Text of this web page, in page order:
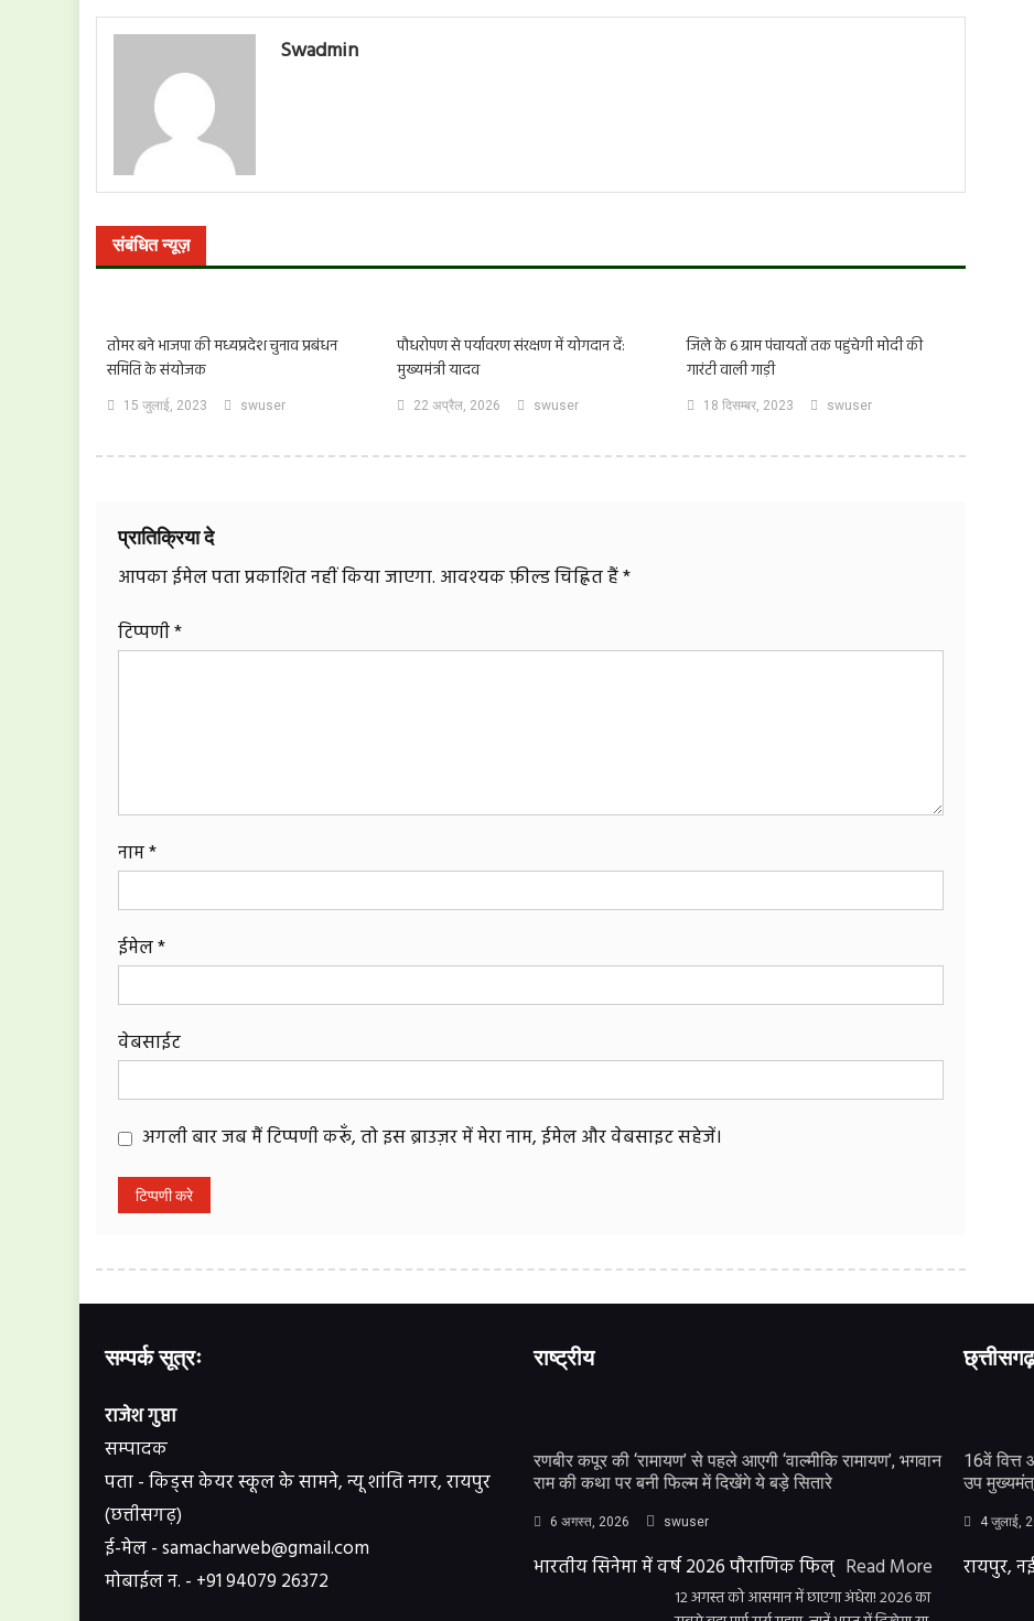
नेविगेशन
Swadmin
संबंधित न्यूज़
तोमर बने भाजपा की मध्यप्रदेश चुनाव प्रबंधन
समिति के संयोजक
15 जुलाई, 2023 swuser
पौधरोपण से पर्यावरण संरक्षण में योगदान दें:
मुख्यमंत्री यादव
22 अप्रैल, 2026 swuser
जिले के 6 ग्राम पंचायतों तक पहुंचेगी मोदी की
गारंटी वाली गाड़ी
18 दिसम्बर, 2023 swuser
प्रातिक्रिया दे
आपका ईमेल पता प्रकाशित नहीं किया जाएगा. आवश्यक फ़ील्ड चिह्नित हैं*
टिप्पणी*
नाम*
ईमेल*
वेबसाईट
अगली बार जब मैं टिप्पणी करूँ, तो इस ब्राउज़र में मेरा नाम, ईमेल और वेबसाइट सहेजें।
सम्पर्क सूत्रः
राजेश गुप्ता
सम्पादक
पता - किड्स केयर स्कूल के सामने, न्यू शांति नगर, रायपुर
(छत्तीसगढ़)
ई-मेल - samacharweb@gmail.com
मोबाईल न. - +91 94079 26372
राष्ट्रीय
रणबीर कपूर की ‘रामायण’ से पहले आएगी ‘वाल्मीकि रामायण’, भगवान
राम की कथा पर बनी फिल्म में दिखेंगे ये बड़े सितारे
6 अगस्त, 2026 swuser
भारतीय सिनेमा में वर्ष 2026 पौराणिक फिल् Read More
12 अगस्त को आसमान में छाएगा अंधेरा! 2026 का
16वें वित्त
उप
4 जुलाई,
रायपुर,